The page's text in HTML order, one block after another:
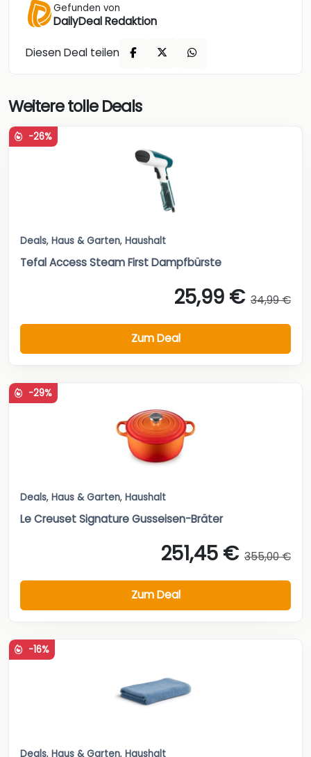
Gefunden von
DailyDeal Redaktion
Diesen Deal teilen
Weitere tolle Deals
-26%
Deals, Haus & Garten, Haushalt
Tefal Access Steam First Dampfbürste
25,99 € 34,99 €
Zum Deal
-29%
Deals, Haus & Garten, Haushalt
Le Creuset Signature Gusseisen-Bräter
251,45 € 355,00 €
Zum Deal
-16%
Deals, Haus & Garten, Haushalt